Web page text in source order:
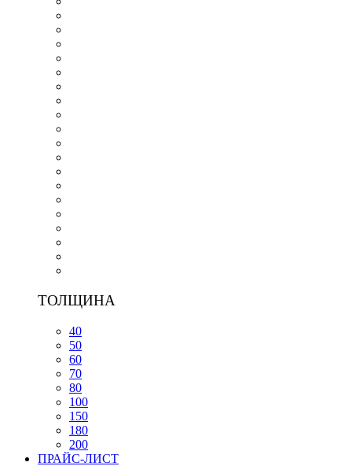
ТОЛЩИНА
40
50
60
70
80
100
150
180
200
ПРАЙС-ЛИСТ